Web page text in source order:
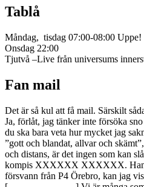
Tablå
Måndag, tisdag 07:00-08:00 Uppe!
Onsdag 22:00
Tjutvå –Live från universums
Fan mail
Det är så kul att få mail. Särskilt
Ja, förlåt, jag tänker inte försöka
du ska bara veta hur mycket jag
”gott och blandat, allvar och
och distans, är det ingen som kan
kompis XXXXXX XXXXXX. Han
försvann från P4 Örebro, kan jag